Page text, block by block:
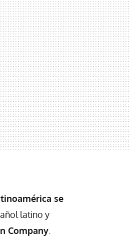
se
latino y
Company